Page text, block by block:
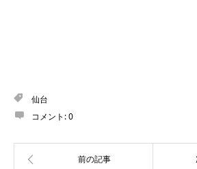
仙台
コメント:0